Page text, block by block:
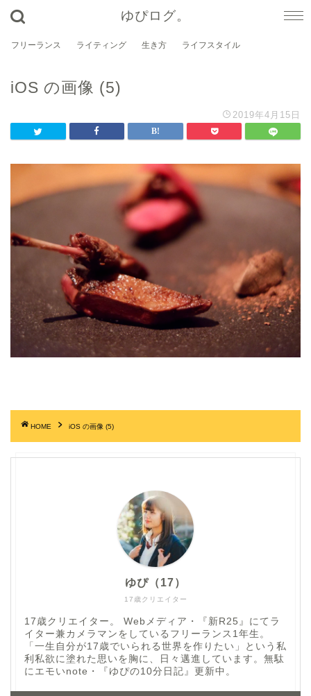
ゆぴログ。
フリーランス ライティング 生き方 ライフスタイル
iOS の画像 (5)
2019年4月15日
HOME iOS の画像 (5)
17歳クリエイター
ゆぴ（17）
17歳クリエイター。 Webメディア・『新R25』にてラ
イター兼カメラマンをしているフリーランス1年生。
「一生自分が17歳でいられる世界を作りたい」という私
利私欲に塗れた思いを胸に、日々邁進しています。無駄
にエモいnote・『ゆぴの10分日記』更新中。